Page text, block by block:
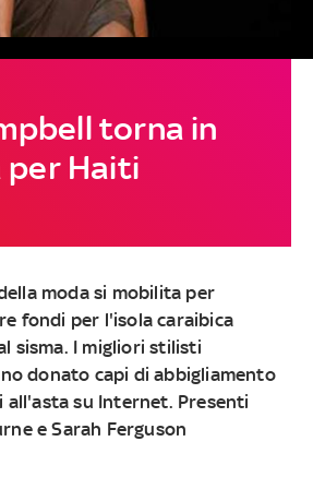
torna in
per Haiti
moda si mobilita per
fondi per l'isola caraibica
sisma. I migliori stilisti
donato capi di abbigliamento
all'asta su Internet. Presenti
e Sarah Ferguson